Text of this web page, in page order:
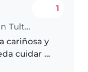
Trabajo para niñera en Tultepec
1
cariñosa y
cuidar a